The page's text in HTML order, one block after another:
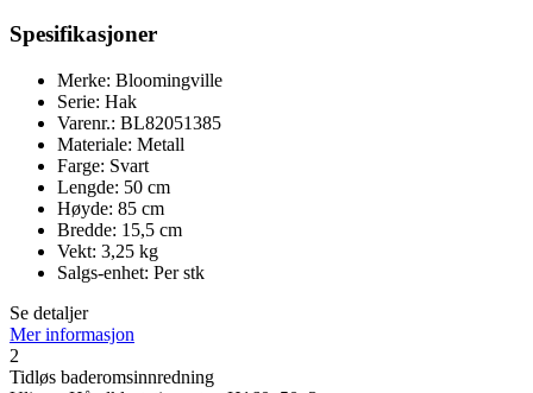
Spesifikasjoner
Merke: Bloomingville
Serie: Hak
Varenr.: BL82051385
Materiale: Metall
Farge: Svart
Lengde: 50 cm
Høyde: 85 cm
Bredde: 15,5 cm
Vekt: 3,25 kg
Salgs-enhet: Per stk
Se detaljer
Mer informasjon
2
Tidløs baderomsinnredning